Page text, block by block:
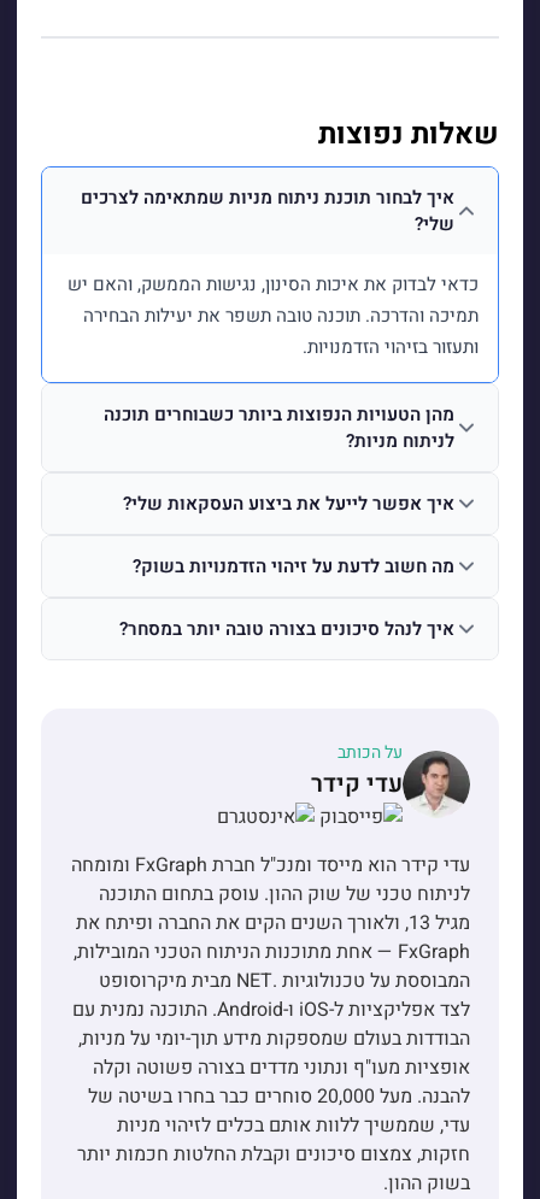
שאלות נפוצות
איך לבחור תוכנת ניתוח מניות שמתאימה לצרכים
שלי?
כדאי לבדוק את איכות הסינון, נגישות הממשק, והאם יש
תמיכה והדרכה. תוכנה טובה תשפר את יעילות הבחירה
ותעזור בזיהוי הזדמנויות.
מהן הטעויות הנפוצות ביותר כשבוחרים תוכנה
לניתוח מניות?
איך אפשר לייעל את ביצוע העסקאות שלי?
מה חשוב לדעת על זיהוי הזדמנויות בשוק?
איך לנהל סיכונים בצורה טובה יותר במסחר?
על הכותב
עדי קידר
עדי קידר הוא מייסד ומנכ"ל חברת FxGraph ומומחה
לניתוח טכני של שוק ההון. עוסק בתחום התוכנה
מגיל 13, ולאורך השנים הקים את החברה ופיתח את
FxGraph — אחת מתוכנות הניתוח הטכני המובילות,
המבוססת על טכנולוגיות .NET מבית מיקרוסופט
לצד אפליקציות ל-iOS ו-Android. התוכנה נמנית עם
הבודדות בעולם שמספקות מידע תוך-יומי על מניות,
אופציות מעו"ף ונתוני מדדים בצורה פשוטה וקלה
להבנה. מעל 20,000 סוחרים כבר בחרו בשיטה של
עדי, שממשיך ללוות אותם בכלים לזיהוי מניות
חזקות, צמצום סיכונים וקבלת החלטות חכמות יותר
בשוק ההון.